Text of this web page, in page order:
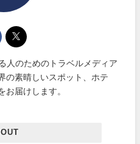
人のためのトラベルメディア
の素晴しいスポット、ホテ
お届けします。